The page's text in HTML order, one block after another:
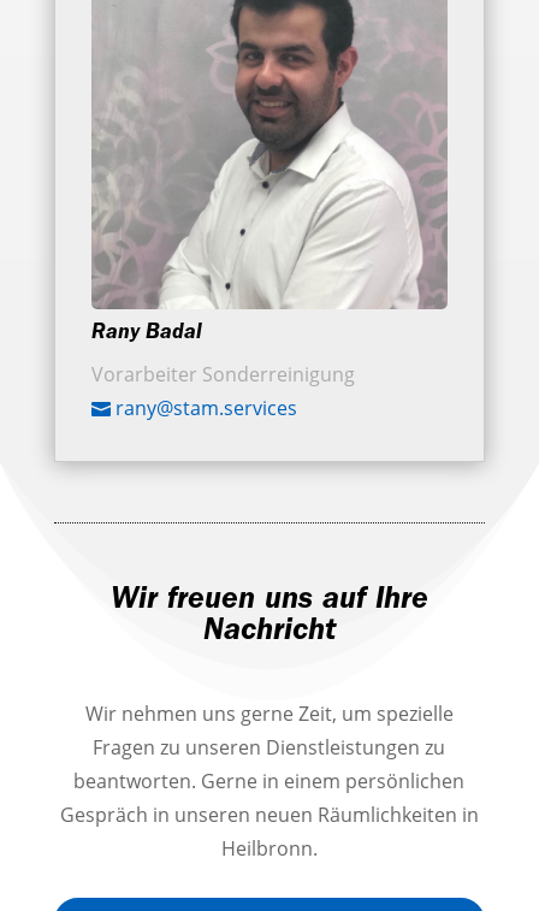
Rany Badal
Vorarbeiter Sonderreinigung
rany@stam.services
Wir freuen uns auf Ihre
Nachricht
Wir nehmen uns gerne Zeit, um spezielle
Fragen zu unseren Dienstleistungen zu
beantworten. Gerne in einem persönlichen
Gespräch in unseren neuen Räumlichkeiten in
Heilbronn.